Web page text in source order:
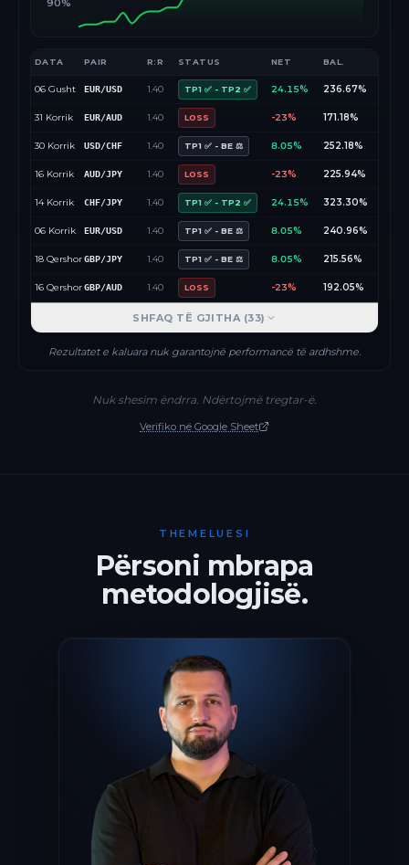
90%
DATA PAIR R:R STATUS NET BAL.
06 Gusht EUR/USD 1.40 TP1 ✅ - TP2 ✅ 24.15% 236.67%
31 Korrik EUR/AUD 1.40 LOSS -23% 171.18%
30 Korrik USD/CHF 1.40 TP1 ✅ - BE ⚖️ 8.05% 252.18%
16 Korrik AUD/JPY 1.40 LOSS -23% 225.94%
14 Korrik CHF/JPY 1.40 TP1 ✅ - TP2 ✅ 24.15% 323.30%
06 Korrik EUR/USD 1.40 TP1 ✅ - BE ⚖️ 8.05% 240.96%
18 QershorGBP/JPY 1.40 TP1 ✅ - BE ⚖️ 8.05% 215.56%
16 QershorGBP/AUD 1.40 LOSS -23% 192.05%
SHFAQ TË GJITHA (33)
Rezultatet e kaluara nuk garantojnë performancë të ardhshme.
Nuk shesim ëndrra. Ndërtojmë tregtar-ë.
Verifiko në Google Sheet
THEMELUESI
Përsoni mbrapa
metodologjisë.